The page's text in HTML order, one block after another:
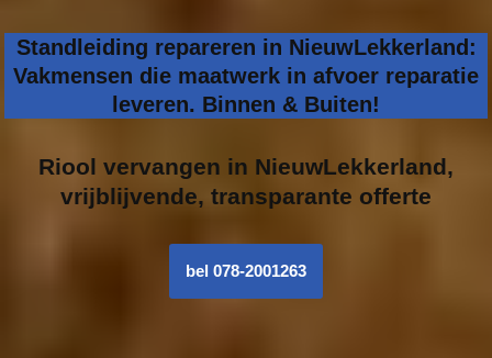
Standleiding repareren in NieuwLekkerland:
Vakmensen die maatwerk in afvoer reparatie
leveren. Binnen & Buiten!
Riool vervangen in NieuwLekkerland,
vrijblijvende, transparante offerte
bel 078-2001263